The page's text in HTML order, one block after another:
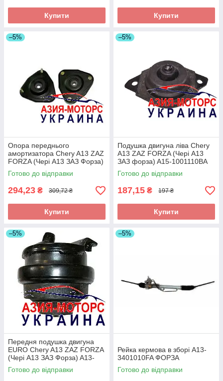
Купити Купити
–5%
Опора переднього
амортизатора Chery A13 ZAZ
FORZA (Чері А13 ЗАЗ Форза)
A13-2901110
Готово до відправки
294,23 ₴ 309,72 ₴
Купити
–5%
Подушка двигуна ліва Chery
A13 ZAZ FORZA (Чері А13
ЗАЗ форза) A15-1001110BA
Готово до відправки
187,15 ₴ 197 ₴
Купити
–5%
Передня подушка двигуна
EURO Chery A13 ZAZ FORZA
(Чері А13 ЗАЗ Форза) A13-
1001510FA
Готово до відправки
–5%
Рейка кермова в зборі A13-
3401010FA ФОРЗА
Готово до відправки